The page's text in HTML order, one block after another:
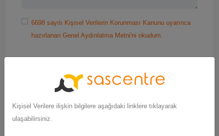
6698 sayılı Kişisel Verilerin Korunması Kanunu uyarınca
hazırlanan Genel Aydınlatma Metni'ni okudum.
Kişisel Verilere ilişkin bilgilere aşağıdaki linklere tıklayarak
ulaşabilirsiniz.